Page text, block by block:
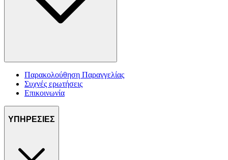
Παρακολούθηση Παραγγελίας
Συχνές ερωτήσεις
Επικοινωνία
ΥΠΗΡΕΣΙΕΣ